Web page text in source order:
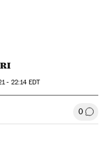
- 22:14 EDT
0